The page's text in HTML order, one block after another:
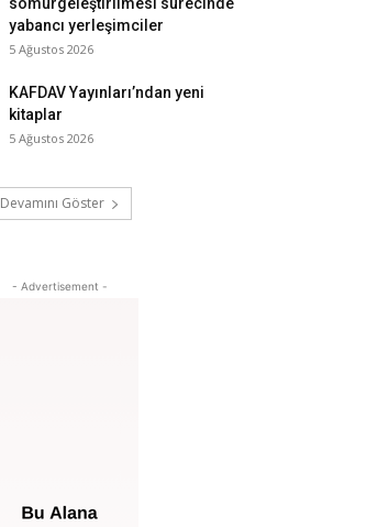
yabancı yerleşimciler
5 Ağustos 2026
KAFDAV Yayınları’ndan yeni
kitaplar
5 Ağustos 2026
Devamını Göster
- Advertisement -